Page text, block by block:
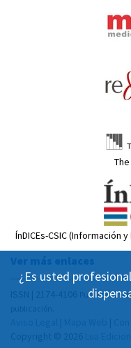
ÍnDICEs-CSIC (Información
Ver más enlaces
¿Es usted
Publicación
Lua